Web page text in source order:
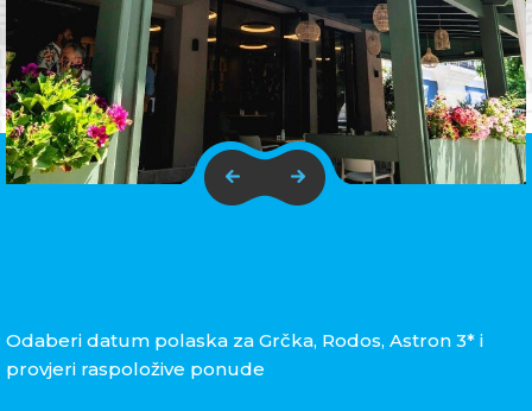
Odaberi datum polaska za Grčka, Rodos, Astron 3* i
provjeri raspoložive ponude